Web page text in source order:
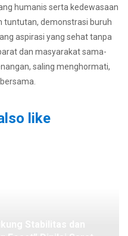
humanis serta kedewasaan
tuntutan, demonstrasi buruh
aspirasi yang sehat tanpa
dan masyarakat sama-
saling menghormati,
like